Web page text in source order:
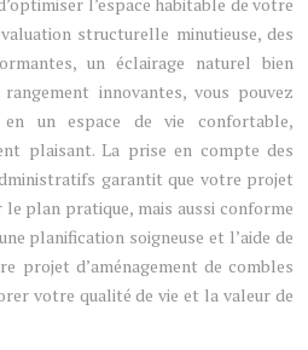
structurelle minutieuse, des
un éclairage naturel bien
innovantes, vous pouvez
un espace de vie confortable,
plaisant. La prise en compte des
garantit que votre projet
plan pratique, mais aussi conforme
planification soigneuse et l’aide de
projet d’aménagement de combles
votre qualité de vie et la valeur de